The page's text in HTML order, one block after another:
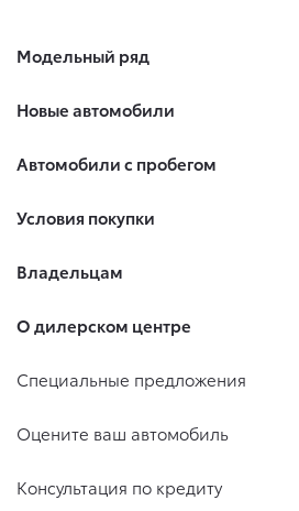
Модельный ряд
Новые автомобили
Автомобили с пробегом
Условия покупки
Владельцам
О дилерском центре
Специальные предложения
Оцените ваш автомобиль
Консультация по кредиту